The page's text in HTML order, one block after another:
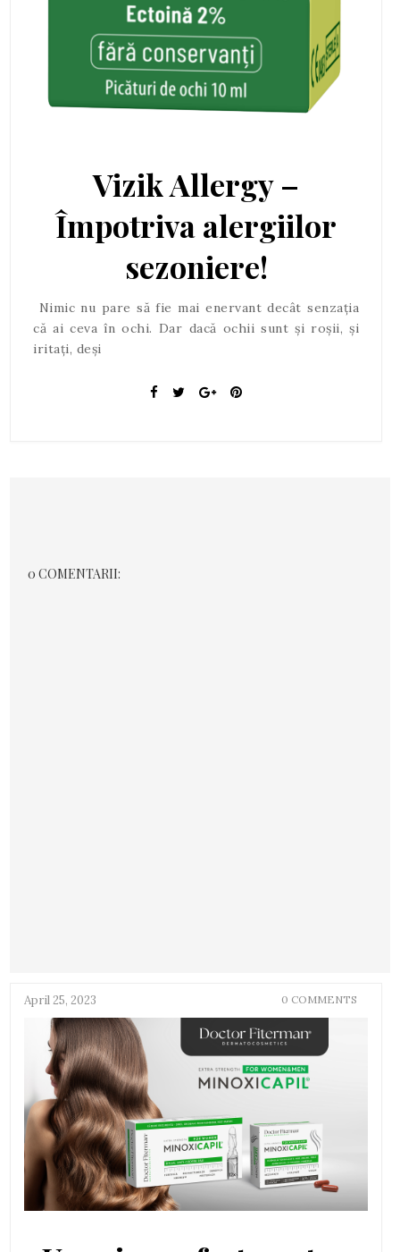
Vizik Allergy –
Împotriva alergiilor
sezoniere!
Nimic nu pare să fie mai enervant decât senzația
că ai ceva în ochi. Dar dacă ochii sunt și roșii, și
iritați, deși
0 COMENTARII:
April 25, 2023 0 COMMENTS